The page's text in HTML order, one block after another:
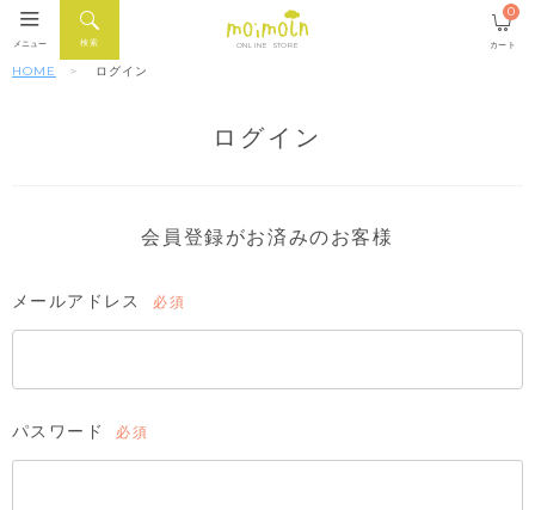
ONLINE STORE
検索
メニュー カート
0
HOME ログイン
ログイン
会員登録がお済みのお客様
メールアドレス
須)
パスワード
須)